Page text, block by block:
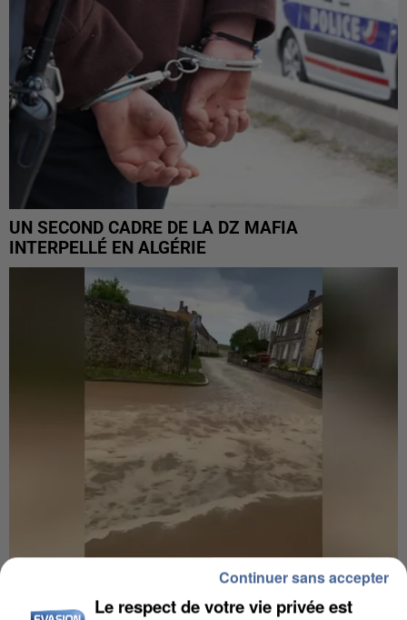
UN SECOND CADRE DE LA DZ MAFIA
INTERPELLÉ EN ALGÉRIE
UNE TOURISTE DE L’OISE EMPORTÉE PAR UNE
COULÉE DE BOUE EN HAUTE-SAVOIE
Le respect de votre vie privée est
Continuer sans accepter